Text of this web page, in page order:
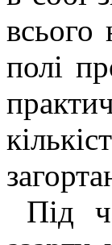
всього
полі
Під